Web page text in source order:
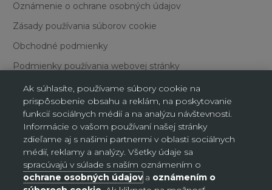
Oznámenie o ochrane osobných údajov
Zásady používania súborov cookie
Obchodné podmienky
Podmienky používania webovej stránky
Nastavenia súborov cookie
Slovensko (EUR €)
Ak súhlasíte, používame súbory cookie na
prispôsobenie obsahu a reklám, na poskytovanie
funkcií sociálnych médií a na analýzu návštevnosti.
Informácie o vašom používaní našej stránky
zdieľame aj s našimi partnermi v oblasti sociálnych
médií, reklamy a analýzy. Všetky údaje sa
spracúvajú v súlade s naším oznámením o
ochrane osobných údajov a oznámením o